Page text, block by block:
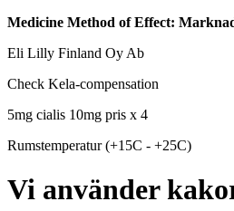
Medicine Method of Effect:
Eli Lilly Finland Oy Ab
Check Kela-compensation
5mg cialis 10mg pris x 4
Rumstemperatur (+15C - +25C)
Vi använder